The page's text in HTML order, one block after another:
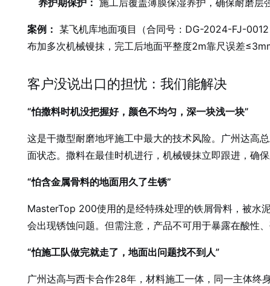
养护期保护： 施工后覆盖薄膜保湿养护，确保耐磨层
案例： 某飞机库地面项目（合同号：DG-2024-FJ-
布加多次机械镘抹，完工后地面平整度2m靠尺误差
客户没说出口的担忧：我们能解决
“怕撒料时机没把握好，颜色不均匀，深一块浅一块”
这是干撒型耐磨地坪施工中最大的技术风险。广州达高
面状态。撒料在最佳时机进行，机械镘抹立即跟进，确
“怕含金属骨料的地面用久了生锈”
MasterTop 200使用的是经特殊处理的铁屑骨料，被水
会出现锈蚀问题。但需注意，产品不可用于暴露在酸性
“怕施工队做完就走了，地面出问题找不到人”
广州达高与西卡合作28年，材料施工一体，同一主体终